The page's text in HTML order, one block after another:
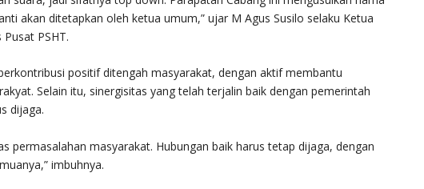
akan ditetapkan oleh ketua umum,” ujar M Agus Susilo selaku Ketua
PSHT.
positif ditengah masyarakat, dengan aktif membantu
Selain itu, sinergisitas yang telah terjalin baik dengan pemerintah
dijaga.
permasalahan masyarakat. Hubungan baik harus tetap dijaga, dengan
imbuhnya.